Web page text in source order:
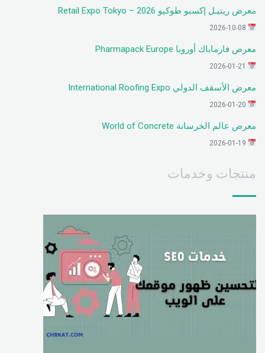
معرض ريتيـل إكسبو طوكيو 2026 – Retail Expo Tokyo
معرض فارماباك أوروبا Pharmapack Europe
معرض الأسقف الدولي International Roofing Expo
معرض عالم الخرسانة World of Concrete
منتجات وخدمات